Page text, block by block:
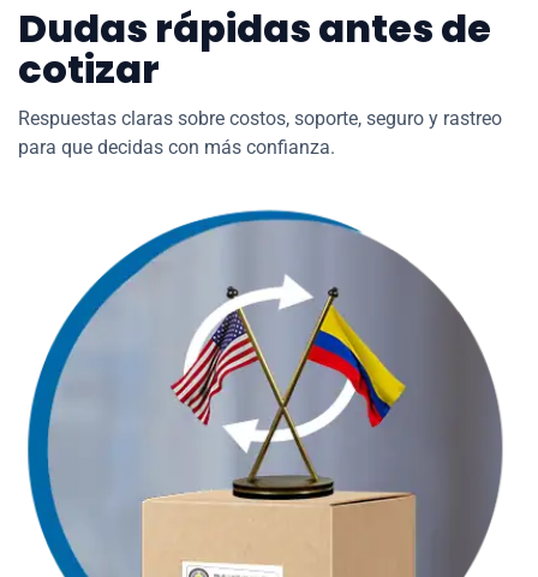
Dudas rápidas antes de
cotizar
Respuestas claras sobre costos, soporte, seguro y rastreo
para que decidas con más confianza.